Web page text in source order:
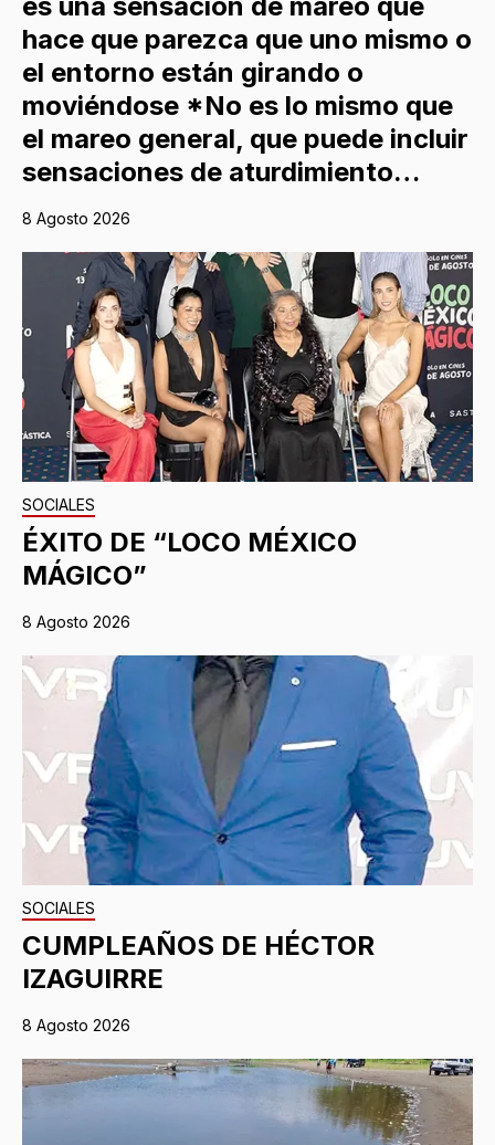
hace que parezca que uno mismo o
el entorno están girando o
moviéndose *No es lo mismo que
el mareo general, que puede incluir
sensaciones de aturdimiento…
8 Agosto 2026
SOCIALES
ÉXITO DE “LOCO MÉXICO
MÁGICO”
8 Agosto 2026
SOCIALES
CUMPLEAÑOS DE HÉCTOR
IZAGUIRRE
8 Agosto 2026